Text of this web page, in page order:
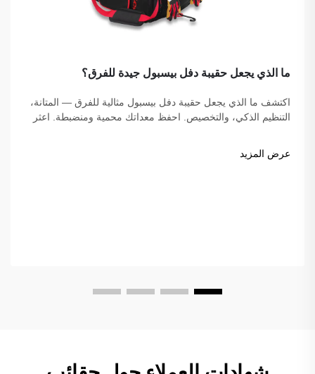
ما الذي يجعل حقيبة دفل بيسبول جيدة للفرق؟
اكتشف ما الذي يجعل حقيبة دفل بيسبول مثالية للفرق — المتانة،
التنظيم الذكي، والتخصيص. احفظ معداتك محمية ومنضبطة. اعثر
عرض المزيد